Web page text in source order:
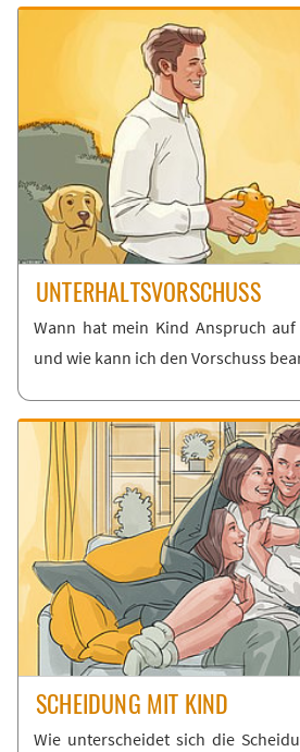
UN­TER­HALTS­VOR­SCHUSS
Wann hat mein Kind An­spruch
und wie kann ich den Vor­schuss
SCHEI­DUNG MIT KIND
Wie un­ter­schei­det sich die